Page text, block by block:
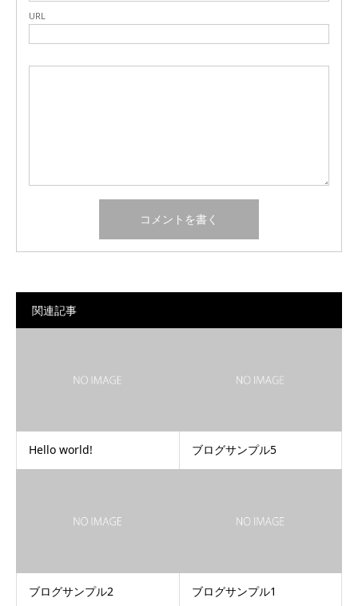
URL
関連記事
Hello world! ブログサンプル5
ブログサンプル2 ブログサンプル1